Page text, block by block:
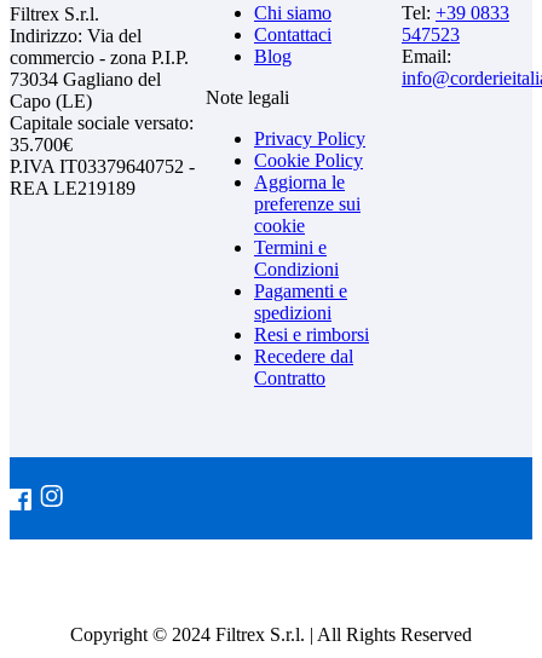
Filtrex S.r.l.
Indirizzo: Via del
commercio - zona P.I.P.
73034 Gagliano del
Capo (LE)
Capitale sociale versato:
35.700€
P.IVA IT03379640752 -
REA LE219189
Chi siamo
Contattaci
Blog
Note legali
Privacy Policy
Cookie Policy
Aggiorna le
preferenze sui
cookie
Termini e
Condizioni
Pagamenti e
spedizioni
Resi e rimborsi
Recedere dal
Contratto
Tel: +39 0833
547523
Email:
Copyright © 2024 Filtrex S.r.l. | All Rights Reserved